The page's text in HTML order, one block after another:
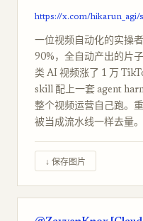
https://x.com/hikarun_agi/
一位视频自动化的实操
90%，全自动产出的片
类 AI 视频涨了 1 万
skill 配上一套 agent
整个视频运营自己跑。
被当成流水线一样去量。
↓ 保存图片